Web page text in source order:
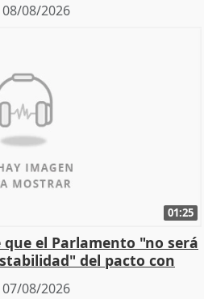
08/08/2026
01:25
el Parlamento "no será
del pacto con
07/08/2026